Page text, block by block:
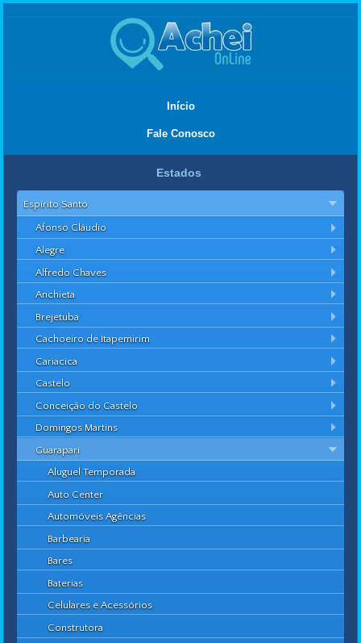
Início
Fale Conosco
Estados
Espírito Santo
Afonso Cláudio
Alegre
Alfredo Chaves
Anchieta
Brejetuba
Cachoeiro de Itapemirim
Cariacica
Castelo
Conceição do Castelo
Domingos Martins
Guarapari
Aluguel Temporada
Auto Center
Automóveis Agências
Barbearia
Bares
Baterias
Celulares e Acessórios
Construtora